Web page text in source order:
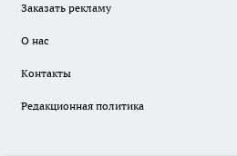
Заказать рекламу
О нас
Контакты
Редакционная политика